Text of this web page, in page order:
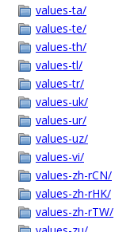
values-ta/
values-te/
values-th/
values-tl/
values-tr/
values-uk/
values-ur/
values-uz/
values-vi/
values-zh-rCN/
values-zh-rHK/
values-zh-rTW/